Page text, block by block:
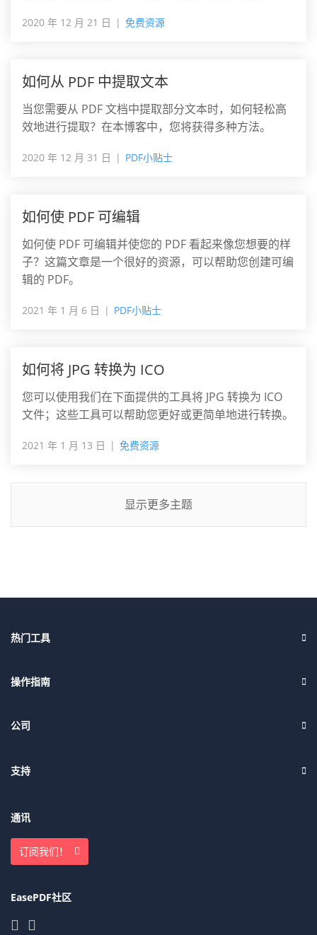
2020 年 12 月 21 日 免费资源
如何从 PDF 中提取文本
当您需要从 PDF 文档中提取部分文本时，如何轻松高
效地进行提取？在本博客中，您将获得多种方法。
2020 年 12 月 31 日 PDF小贴士
如何使 PDF 可编辑
如何使 PDF 可编辑并使您的 PDF 看起来像您想要的样
子？这篇文章是一个很好的资源，可以帮助您创建可编
辑的 PDF。
2021 年 1 月 6 日 PDF小贴士
如何将 JPG 转换为 ICO
您可以使用我们在下面提供的工具将 JPG 转换为 ICO
文件；这些工具可以帮助您更好或更简单地进行转换。
2021 年 1 月 13 日 免费资源
显示更多主题
热门工具
操作指南
公司
支持
通讯
订阅我们！
EasePDF社区